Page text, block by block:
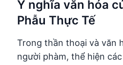
Ý nghĩa văn hóa
Phẫu Thực Tế
Trong thần thoại và văn
người phàm, thể hiện